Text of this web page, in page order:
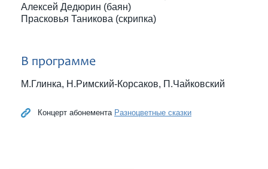
Алексей Дедюрин (баян)
Прасковья Таникова (скрипка)
В программе
М.Глинка, Н.Римский-Корсаков, П.Чайковский
Концерт абонемента Разноцветные сказки